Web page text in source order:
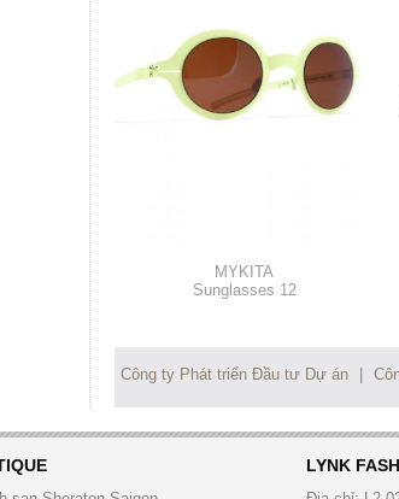
MYKITA
Sunglasses 12
Công ty Phát triển Đầu tư Dự án
LYNK